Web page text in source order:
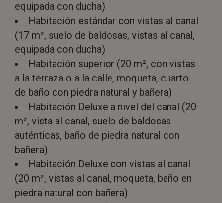
equipada con ducha)
Habitación estándar con vistas al canal
(17 m², suelo de baldosas, vistas al canal,
equipada con ducha)
Habitación superior (20 m², con vistas
a la terraza o a la calle, moqueta, cuarto
de baño con piedra natural y bañera)
Habitación Deluxe a nivel del canal (20
m², vista al canal, suelo de baldosas
auténticas, baño de piedra natural con
bañera)
Habitación Deluxe con vistas al canal
(20 m², vistas al canal, moqueta, baño en
piedra natural con bañera)